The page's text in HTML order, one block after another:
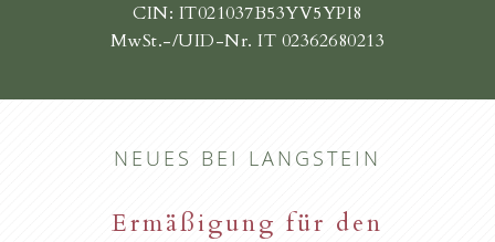
CIN: IT021037B53YV5YPI8
MwSt.-/UID-Nr. IT 02362680213
NEUES BEI LANGSTEIN
Ermäßigung für den